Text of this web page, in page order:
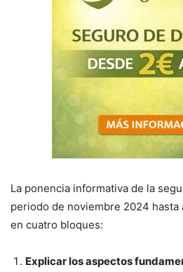
La ponencia informativa de la
periodo de noviembre 2024
en cuatro bloques:
Explicar los aspectos